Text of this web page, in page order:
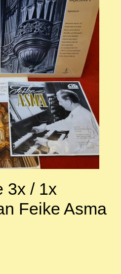
3x / 1x
Feike Asma